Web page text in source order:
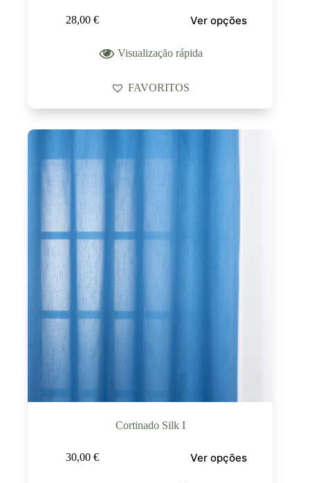
28,00 € Ver opções
Visualização rápida
FAVORITOS
Cortinado Silk I
30,00 € Ver opções